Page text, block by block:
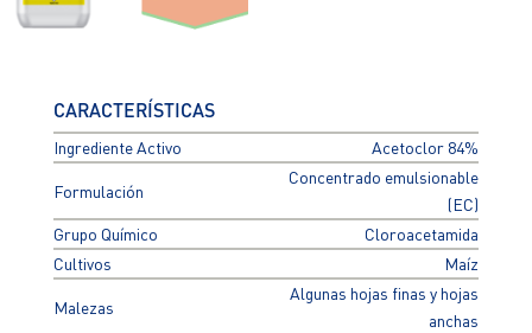
CARACTERÍSTICAS
Ingrediente Activo Acetoclor 84%
Formulación
Concentrado emulsionable
(EC)
Grupo Químico
Cloroacetamida
Cultivos
Maíz
Malezas
Algunas hojas finas y hojas
anchas